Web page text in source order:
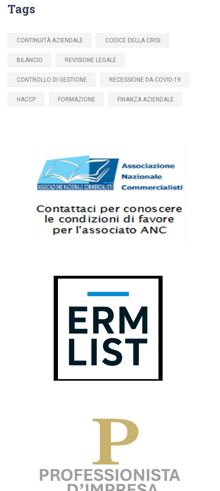
Tags
CONTINUITÀ AZIENDALE CODICE DELLA CRISI
BILANCIO REVISIONE LEGALE
CONTROLLO DI GESTIONE RECESSIONE DA COVID-19
HACCP FORMAZIONE FINANZA AZIENDALE